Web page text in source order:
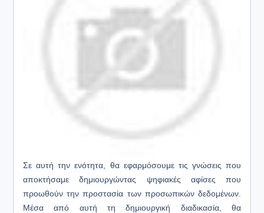
Σε αυτή την ενότητα, θα εφαρμόσουμε τις γνώσεις που
αποκτήσαμε δημιουργώντας ψηφιακές αφίσες που
προωθούν την προστασία των προσωπικών δεδομένων.
Μέσα από αυτή τη δημιουργική διαδικασία, θα